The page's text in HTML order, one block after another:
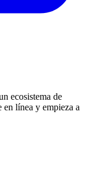
ecosistema de
línea y empieza a